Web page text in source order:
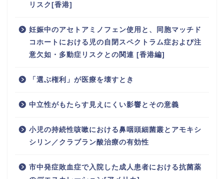
リスク[香港]
妊娠中のアセトアミノフェン使用と、同胞マッチド
コホートにおける児の自閉スペクトラム症および注
意欠如・多動症リスクとの関連 [香港編]
「選ぶ権利」が医療を壊すとき
中立性がもたらす見えにくい影響とその意義
小児の持続性咳嗽における鼻咽頭細菌叢とアモキシ
シリン／クラブラン酸治療の有効性
市中発症敗血症で入院した成人患者における抗菌薬